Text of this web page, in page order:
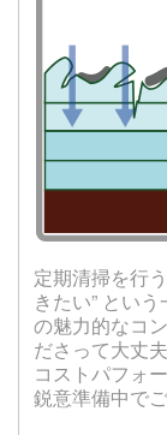
定期清掃を行
きたい” とい
の魅力的なコ
ださって大丈
コストパフォ
鋭意準備中で